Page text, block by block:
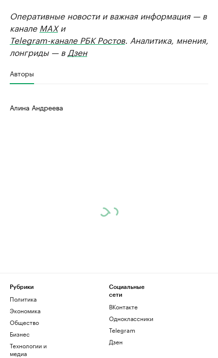
Оперативные новости и важная информация — в
канале MAXи
Telegram-канале РБК Ростов. Аналитика, мнения,
лонгриды — в Дзен
Авторы
Алина Андреева
Рубрики
Политика
Экономика
Общество
Бизнес
Технологии и
медиа
Социальные
сети
ВКонтакте
Одноклассники
Telegram
Дзен